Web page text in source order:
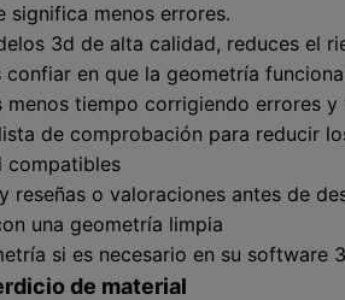
significa menos errores.
3d de alta calidad, reduces el
confiar en que la geometría
menos tiempo corrigiendo errores
de comprobación para reducir
compatibles
reseñas o valoraciones antes de
una geometría limpia
si es necesario en su software
de material